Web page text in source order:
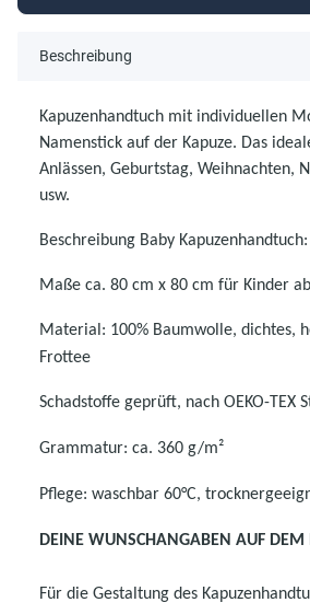
Beschreibung
Kapuzenhandtuch mit individuellen
Namenstick auf der Kapuze. Das
Anlässen, Geburtstag, Weihnachten,
usw.
Beschreibung Baby Kapuzenhandtuch:
Maße ca. 80 cm x 80 cm für Kinder
Material: 100% Baumwolle, dichtes,
Frottee
Schadstoffe geprüft, nach OEKO-TEX
Grammatur: ca. 360 g/m²
Pflege: waschbar 60°C,
DEINE WUNSCHANGABEN AUF
Für die Gestaltung des